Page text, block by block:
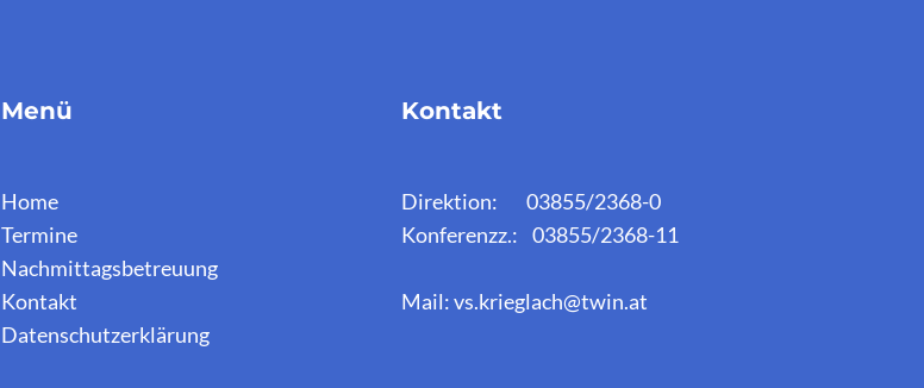
Menü
Home
Termine
Nachmittagsbetreuung
Kontakt
Datenschutzerklärung
Kontakt
Direktion: 03855/2368-0
Konferenzz.: 03855/2368-11
Mail: vs.krieglach@twin.at